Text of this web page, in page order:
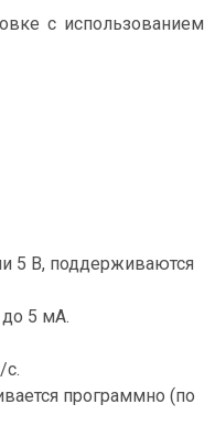
с использованием
5 В, поддерживаются
5 мА.
с.
программно (по